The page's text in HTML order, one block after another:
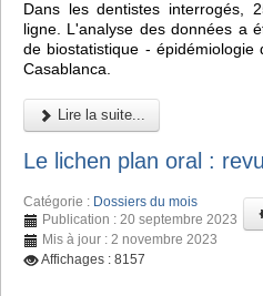
Dans les dentistes interrogés,
ligne. L'analyse des données a
de biostatistique -
Casablanca.
Lire la suite...
Le lichen plan oral :
Catégorie : Dossiers du mois
Publication : 20 septembre 2023
Mis à jour : 2 novembre 2023
Affichages : 8157